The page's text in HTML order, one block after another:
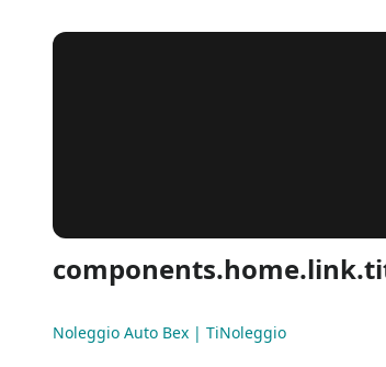
Noleggio Auto Bex | TiNoleggio